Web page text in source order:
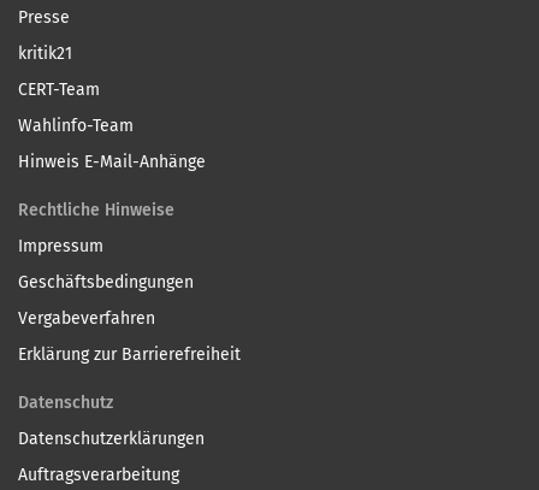
Presse
kritik21
CERT-Team
Wahlinfo-Team
Hinweis E-Mail-Anhänge
Rechtliche Hinweise
Impressum
Geschäftsbedingungen
Vergabeverfahren
Erklärung zur Barrierefreiheit
Datenschutz
Datenschutzerklärungen
Auftragsverarbeitung